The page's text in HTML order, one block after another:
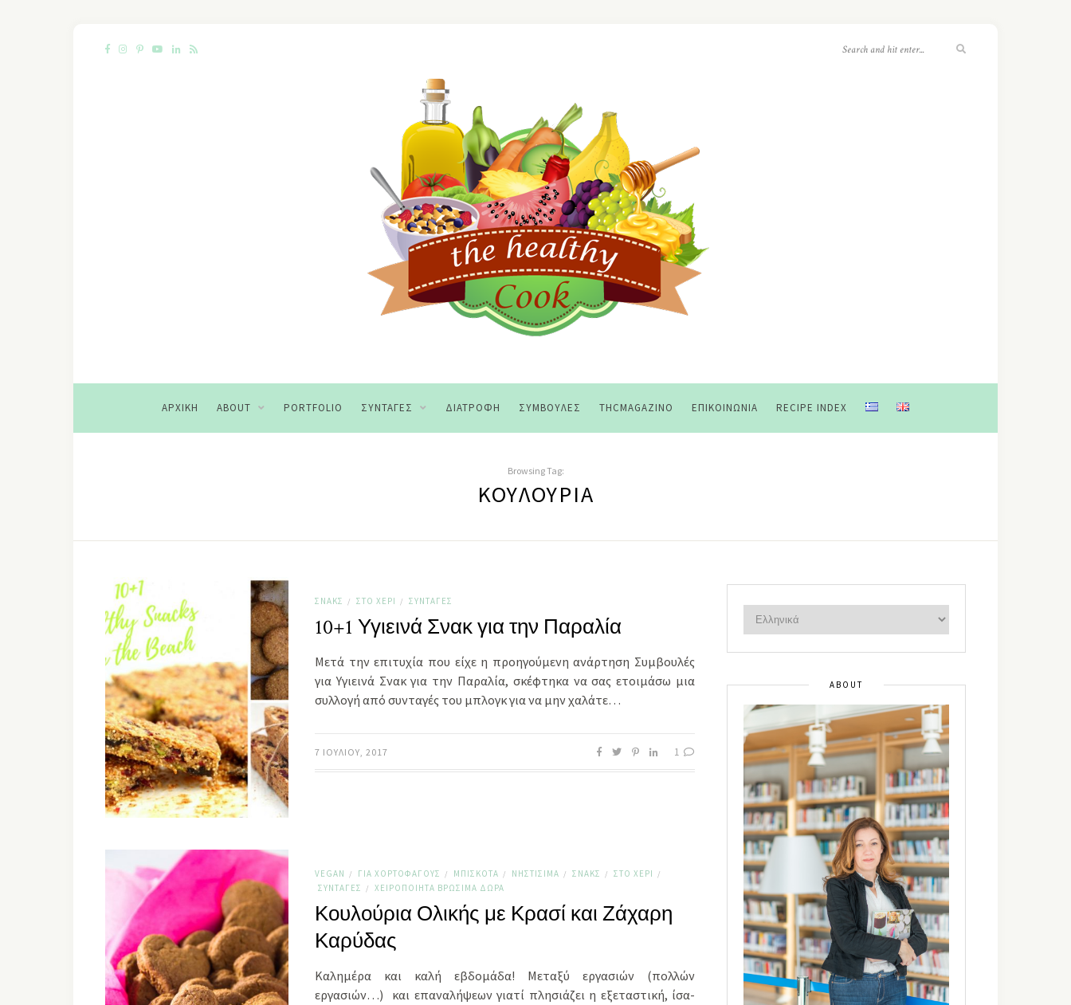
ΑΡΧΙΚΉ ABOUT PORTFOLIO ΣΥΝΤΑΓΈΣ ΔΙΑΤΡΟΦΉ ΣΥΜΒΟΥΛΈΣ THCMAGAZINO ΕΠΙΚΟΙΝΩΝΊΑ RECIPE INDEX
Browsing Tag:
ΚΟΥΛΟΎΡΙΑ
ΣΝΑΚΣ / ΣΤΟ ΧΈΡΙ / ΣΥΝΤΑΓΈΣ
10+1 Υγιεινά Σνακ για την Παραλία
Μετά την επιτυχία που είχε η προηγούμενη ανάρτηση Συμβουλές
για Υγιεινά Σνακ για την Παραλία, σκέφτηκα να σας ετοιμάσω μια
συλλογή από συνταγές του μπλογκ για να μην χαλάτε…
7 ΙΟΥΛΊΟΥ, 2017 1
VEGAN / ΓΙΑ ΧΟΡΤΟΦΆΓΟΥΣ / ΜΠΙΣΚΌΤΑ / ΝΗΣΤΊΣΙΜΑ / ΣΝΑΚΣ / ΣΤΟ ΧΈΡΙ /
ΣΥΝΤΑΓΈΣ / ΧΕΙΡΟΠΟΊΗΤΑ ΒΡΏΣΙΜΑ ΔΏΡΑ
Κουλούρια Ολικής με Κρασί και Ζάχαρη
Καρύδας
Καλημέρα και καλή εβδομάδα! Μεταξύ εργασιών (πολλών
εργασιών…) και επαναλήψεων γιατί πλησιάζει η εξεταστική, ίσα-
ABOUT